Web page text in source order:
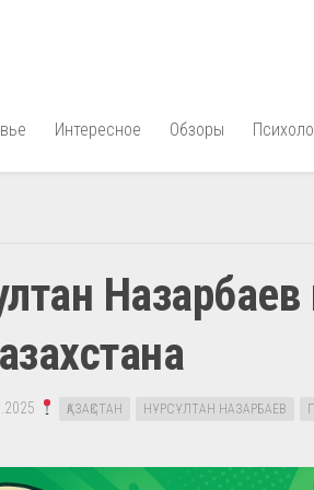
Интересное Обзоры
ҚАЗАҚСТАН НҰРСҰЛТАН НАЗАРБАЕВ